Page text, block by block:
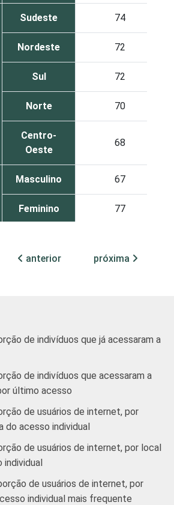
Sudeste 74
Nordeste 72
Sul 72
Norte 70
Centro-
Oeste
68
Masculino 67
Feminino 77
Educação
50
De 10 a 15
De 16 a 24
anos
anos
75
anterior próxima
de indivíduos que já acessaram a
de indivíduos que acessaram a
último acesso
de usuários de internet, por
do acesso individual
de usuários de internet, por local
individual
de usuários de internet, por
individual mais frequente